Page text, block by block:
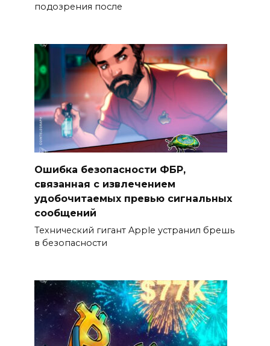
подозрения после
Ошибка безопасности ФБР,
связанная с извлечением
удобочитаемых превью сигнальных
сообщений
Технический гигант Apple устранил брешь
в безопасности